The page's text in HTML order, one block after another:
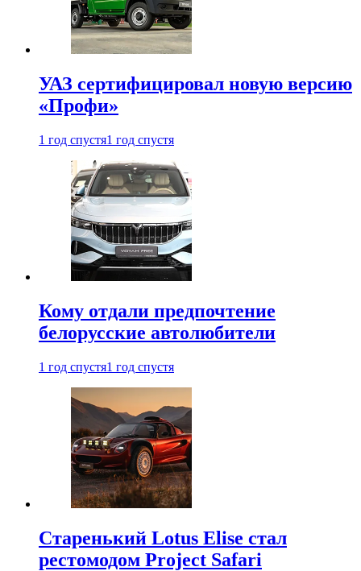
УАЗ сертифицировал новую версию
«Профи»
1 год спустя1 год спустя
Кому отдали предпочтение
белорусские автолюбители
1 год спустя1 год спустя
Старенький Lotus Elise стал
рестомодом Project Safari